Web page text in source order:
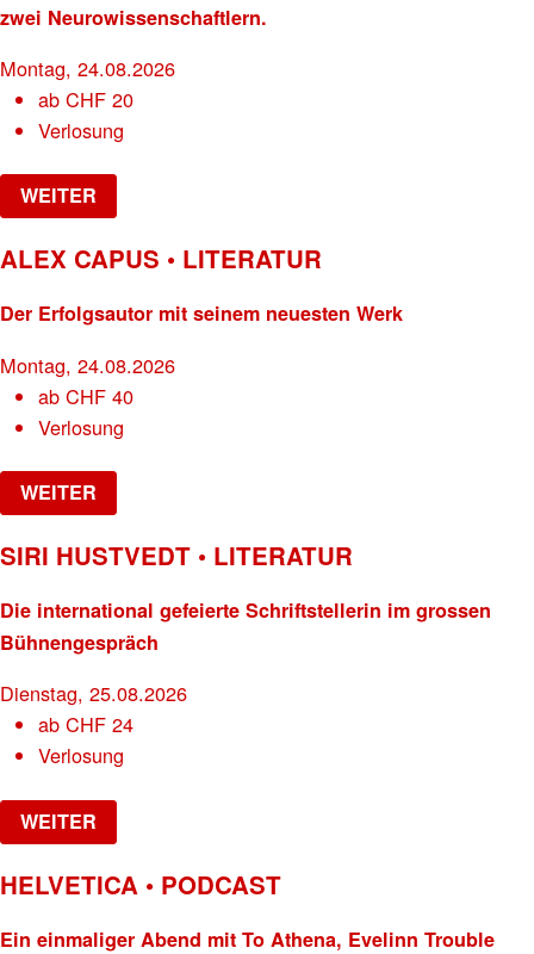
zwei Neurowissenschaftlern.
Montag, 24.08.2026
abCHF 20
Verlosung
WEITER
ALEX CAPUS • LITERATUR
Der Erfolgsautor mit seinem neuesten Werk
Montag, 24.08.2026
abCHF 40
Verlosung
WEITER
SIRI HUSTVEDT • LITERATUR
Die international gefeierte Schriftstellerin im grossen
Bühnengespräch
Dienstag, 25.08.2026
abCHF 24
Verlosung
WEITER
HELVETICA • PODCAST
Ein einmaliger Abend mit To Athena, Evelinn Trouble